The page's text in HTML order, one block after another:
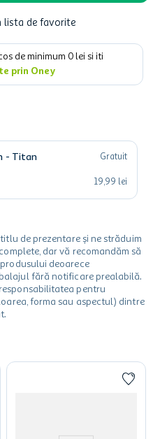
lista de favorite
de minimum 0 lei si iti
prin Oney
- Titan Gratuit
19,99 lei
de prezentare și ne străduim
dar vă recomandăm să
deoarece
fără notificare prealabilă.
pentru
forma sau aspectul) dintre